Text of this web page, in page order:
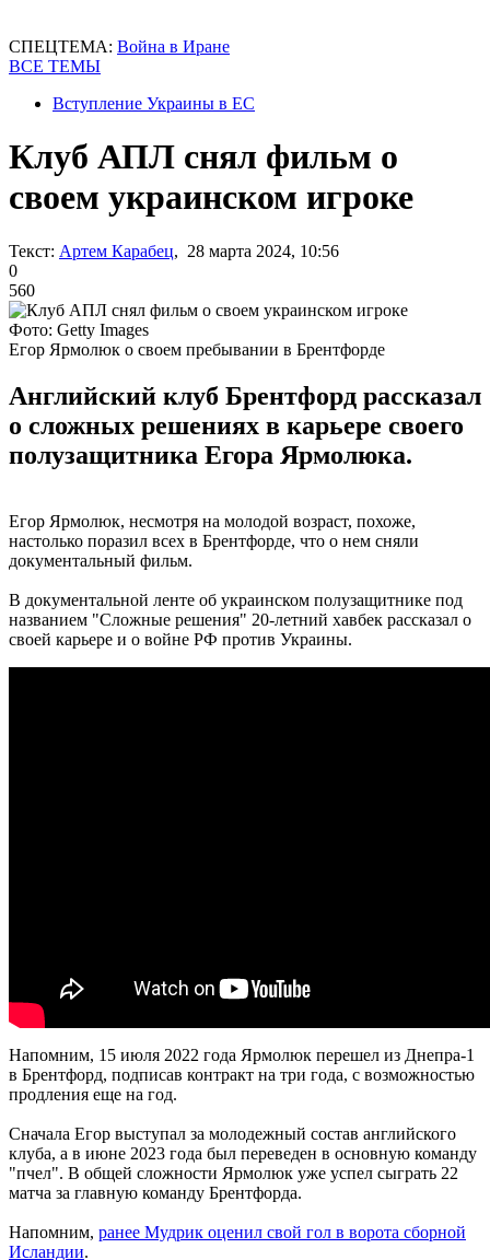
СПЕЦТЕМА: Война в Иране
ВСЕ ТЕМЫ
Вступление Украины в ЕС
Клуб АПЛ снял фильм о
своем украинском игроке
Текст: Артем Карабец, 28 марта 2024, 10:56
0
560
Фото: Getty Images
Егор Ярмолюк о своем пребывании в Брентфорде
Английский клуб Брентфорд рассказал
о сложных решениях в карьере своего
полузащитника Егора Ярмолюка.
Егор Ярмолюк, несмотря на молодой возраст, похоже,
настолько поразил всех в Брентфорде, что о нем сняли
документальный фильм.
В документальной ленте об украинском полузащитнике под
названием "Сложные решения" 20-летний хавбек рассказал о
своей карьере и о войне РФ против Украины.
Напомним, 15 июля 2022 года Ярмолюк перешел из Днепра-1
в Брентфорд, подписав контракт на три года, с возможностью
продления еще на год.
Сначала Егор выступал за молодежный состав английского
клуба, а в июне 2023 года был переведен в основную команду
"пчел". В общей сложности Ярмолюк уже успел сыграть 22
матча за главную команду Брентфорда.
Напомним, ранее Мудрик оценил свой гол в ворота сборной
Исландии.